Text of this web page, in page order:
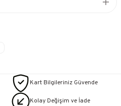
Kart Bilgileriniz Güvende
Kolay Değişim ve İade